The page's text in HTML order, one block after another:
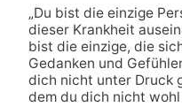
„Du bist die einzige
dieser Krankheit
bist die einzige, die
Gedanken und
dich nicht unter Druck
dem du dich nicht